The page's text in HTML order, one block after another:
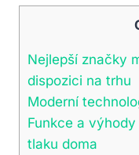
Nejlepší značky
dispozici na trhu
Moderní
Funkce a
tlaku doma